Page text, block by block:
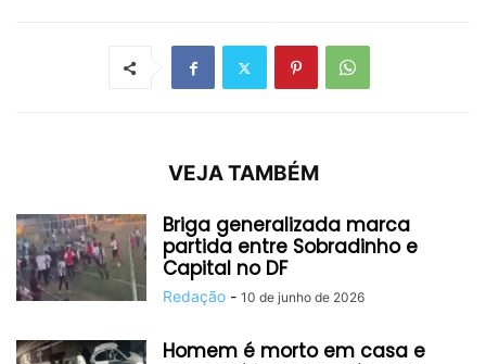
VEJA TAMBÉM
Briga generalizada marca
partida entre Sobradinho e
Capital no DF
Redação - 10 de junho de 2026
Homem é morto em casa e